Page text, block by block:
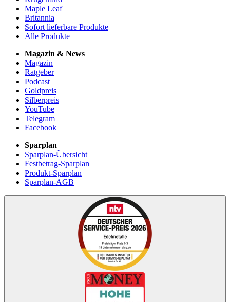
Maple Leaf
Britannia
Sofort lieferbare Produkte
Alle Produkte
Magazin & News
Magazin
Ratgeber
Podcast
Goldpreis
Silberpreis
YouTube
Telegram
Facebook
Sparplan
Sparplan-Übersicht
Festbetrag-Sparplan
Produkt-Sparplan
Sparplan-AGB